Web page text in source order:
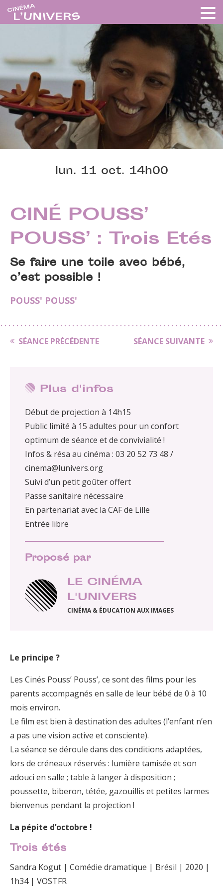
lun. 11 oct. 14h00
CINÉ POUSS’
POUSS’ : Trois Etés
Se faire une toile avec bébé,
c’est possible !
POUSS' POUSS'
SÉANCE PRÉCÉDENTE SÉANCE SUIVANTE
Plus d'infos
Début de projection à 14h15
Public limité à 15 adultes pour un confort
optimum de séance et de convivialité !
Infos & résa au cinéma : 03 20 52 73 48 /
cinema@lunivers.org
Suivi d’un petit goûter offert
Passe sanitaire nécessaire
En partenariat avec la CAF de Lille
Entrée libre
Proposé par
LE CINÉMA
L'UNIVERS
CINÉMA & ÉDUCATION AUX IMAGES
Le principe ?
Les Cinés Pouss’ Pouss’, ce sont des films pour les
parents accompagnés en salle de leur bébé de 0 à 10
mois environ.
Le film est bien à destination des adultes (l’enfant n’en
a pas une vision active et consciente).
La séance se déroule dans des conditions adaptées,
lors de créneaux réservés : lumière tamisée et son
adouci en salle ; table à langer à disposition ;
poussette, biberon, tétée, gazouillis et petites larmes
bienvenus pendant la projection !
La pépite d’octobre !
Trois étés
Sandra Kogut | Comédie dramatique | Brésil | 2020 |
1h34 | VOSTFR